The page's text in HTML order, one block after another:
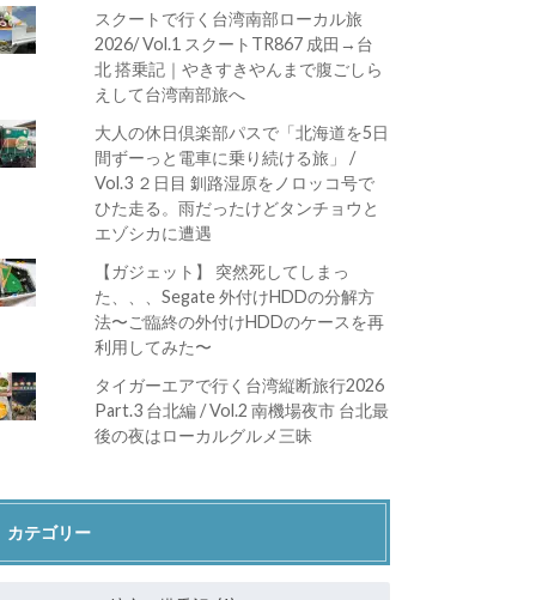
スクートで行く台湾南部ローカル旅
2026/ Vol.1 スクートTR867 成田→台
北 搭乗記｜やきすきやんまで腹ごしら
えして台湾南部旅へ
大人の休日倶楽部パスで「北海道を5日
間ずーっと電車に乗り続ける旅」 /
Vol.3 ２日目 釧路湿原をノロッコ号で
ひた走る。雨だったけどタンチョウと
エゾシカに遭遇
【ガジェット】 突然死してしまっ
た、、、Segate 外付けHDDの分解方
法〜ご臨終の外付けHDDのケースを再
利用してみた〜
タイガーエアで行く台湾縦断旅行2026
Part.3 台北編 / Vol.2 南機場夜市 台北最
後の夜はローカルグルメ三昧
カテゴリー